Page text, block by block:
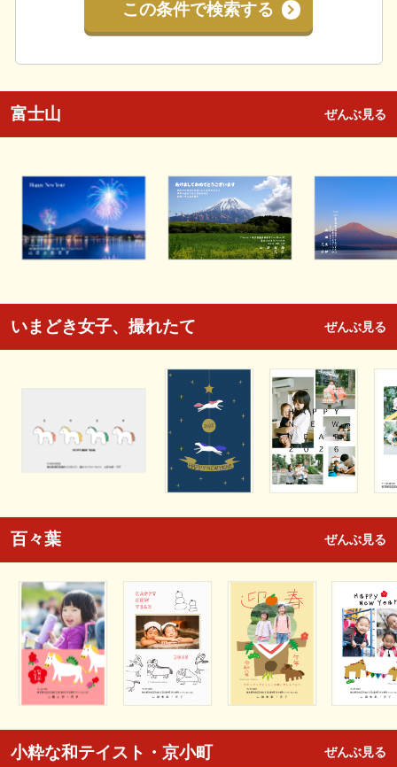
この条件で検索する
富士山 ぜんぶ見る
いまどき女子、撮れたて ぜんぶ見る
百々葉 ぜんぶ見る
小粋な和テイスト・京小町 ぜんぶ見る